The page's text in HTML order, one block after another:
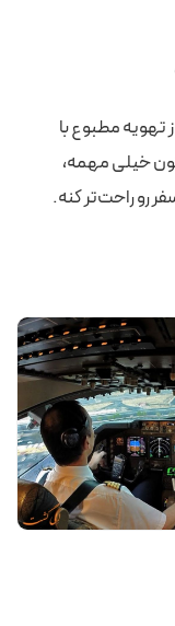
تهویه مطبوع با
خیلی مهمه،
رو راحت‌تر کنه.